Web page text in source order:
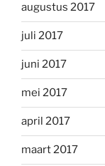
augustus 2017
juli 2017
juni 2017
mei 2017
april 2017
maart 2017